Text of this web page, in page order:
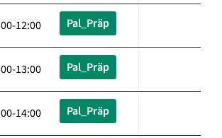
12:00 Pal_Präp
13:00 Pal_Präp
14:00 Pal_Präp